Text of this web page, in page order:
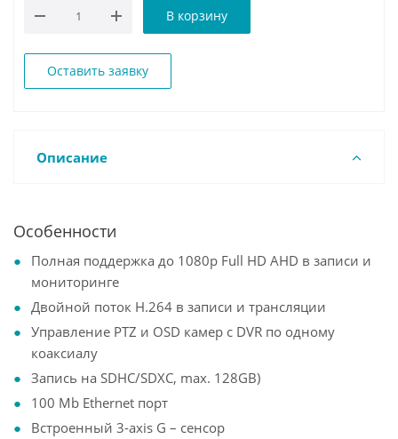
В корзину
Оставить заявку
Описание
Особенности
Полная поддержка до 1080p Full HD AHD в записи и
мониторинге
Двойной поток H.264 в записи и трансляции
Управление PTZ и OSD камер с DVR по одному
коаксиалу
Запись на SDHC/SDXC, max. 128GB)
100 Mb Ethernet порт
Встроенный 3-axis G – сенсор